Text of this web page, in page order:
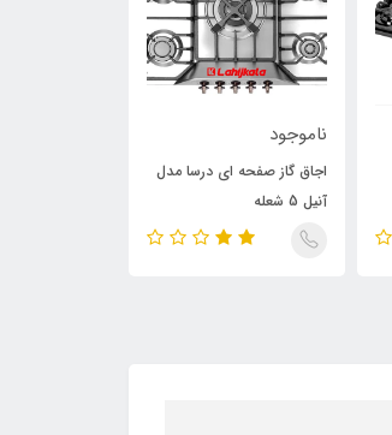
ناموجود
اجاق گاز صفحه ای درسا مدل
آنیل 5 شعله